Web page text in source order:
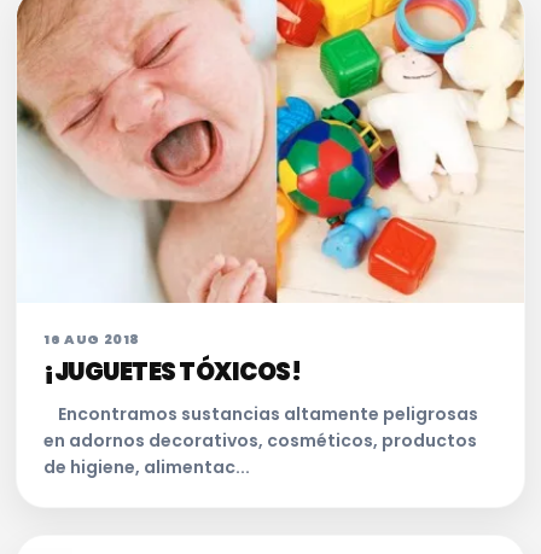
16 AUG 2018
¡JUGUETES TÓXICOS!
Encontramos sustancias altamente peligrosas
en adornos decorativos, cosméticos, productos
de higiene, alimentac...